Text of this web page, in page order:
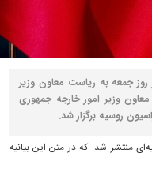
جمعه به ریاست معاون وزیر
وزیر امور خارجه‌ جمهوری
روسیه برگزار شد.
منتشر شد که در متن این بیانیه